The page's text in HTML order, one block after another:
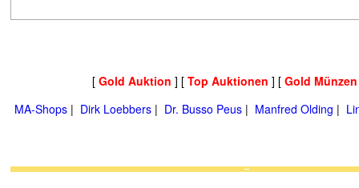
[ Gold Auktion ] [ Top Auktionen ] [ Gold
MA-Shops | Dirk Loebbers | Dr. Busso Peus | Manfred Olding |